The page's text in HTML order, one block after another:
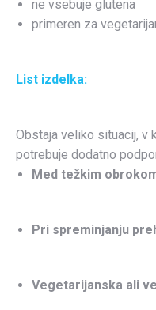
ne vsebuje glutena
primeren za
List izdelka:
Obstaja veliko situacij, v
potrebuje dodatno
Med težkim
Pri spreminjanju
Vegetarijanska ali